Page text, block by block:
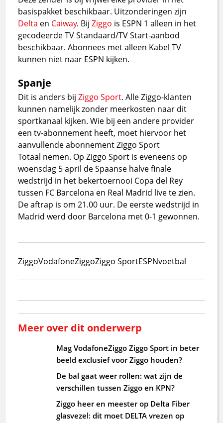
basispakket beschikbaar. Uitzonderingen zijn
Delta en Caiway. BijZiggo is ESPN 1 alleen in het
gecodeerde TV Standaard/TV Start-aanbod
beschikbaar. Abonnees met alleen Kabel TV
kunnen niet naar ESPN kijken.
Spanje
Dit is anders bijZiggo Sport. Alle Ziggo-klanten
kunnen namelijk zonder meerkosten naar dit
sportkanaal kijken. Wie bij een andere provider
een tv-abonnement heeft, moet hiervoor het
aanvullende abonnement Ziggo Sport
Totaal nemen. Op Ziggo Sport is eveneens op
woensdag 5 april de Spaanse halve finale
wedstrijd in het bekertoernooi Copa del Rey
tussen FC Barcelona en Real Madrid live te zien.
De aftrap is om 21.00 uur. De eerste wedstrijd in
Madrid werd door Barcelona met 0-1 gewonnen.
ZiggoVodafoneZiggoZiggo SportESPNvoetbal
Meer over dit onderwerp
Mag VodafoneZiggo Ziggo Sport in beter
beeld exclusief voor Ziggo houden?
De bal gaat weer rollen: wat zijn de
verschillen tussen Ziggo en KPN?
Ziggo heer en meester op Delta Fiber
glasvezel: dit moet DELTA vrezen op